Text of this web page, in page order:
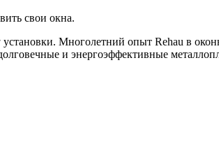
свои окна.
установки. Многолетний опыт Rehau в
и энергоэффективные